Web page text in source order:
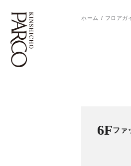
ホーム フロアガ
6Fファ